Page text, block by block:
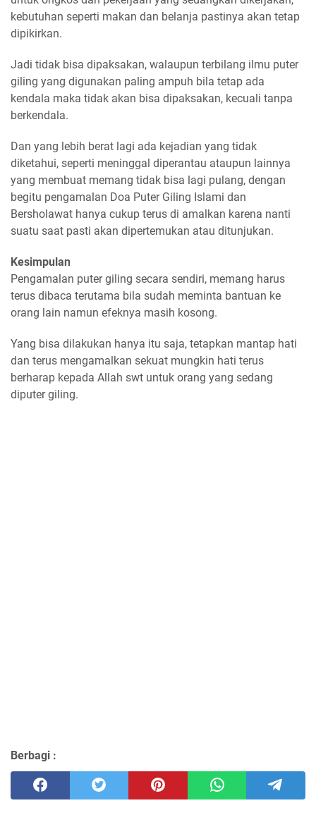
kebutuhan seperti makan dan belanja pastinya akan tetap
dipikirkan.
Jadi tidak bisa dipaksakan, walaupun terbilang ilmu puter
giling yang digunakan paling ampuh bila tetap ada
kendala maka tidak akan bisa dipaksakan, kecuali tanpa
berkendala.
Dan yang lebih berat lagi ada kejadian yang tidak
diketahui, seperti meninggal diperantau ataupun lainnya
yang membuat memang tidak bisa lagi pulang, dengan
begitu pengamalan Doa Puter Giling Islami dan
Bersholawat hanya cukup terus di amalkan karena nanti
suatu saat pasti akan dipertemukan atau ditunjukan.
Kesimpulan
Pengamalan puter giling secara sendiri, memang harus
terus dibaca terutama bila sudah meminta bantuan ke
orang lain namun efeknya masih kosong.
Yang bisa dilakukan hanya itu saja, tetapkan mantap hati
dan terus mengamalkan sekuat mungkin hati terus
berharap kepada Allah swt untuk orang yang sedang
diputer giling.
Berbagi :